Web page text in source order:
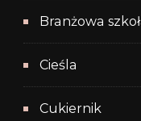
Branżowa
Cieśla
Cukiernik